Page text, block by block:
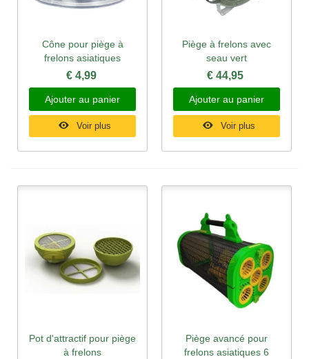
Cône pour piège à
frelons asiatiques
€ 4,99
Ajouter au panier
Voir plus
Piège à frelons avec
seau vert
€ 44,95
Ajouter au panier
Voir plus
Pot d'attractif pour piège
à frelons
Piège avancé pour
frelons asiatiques 6